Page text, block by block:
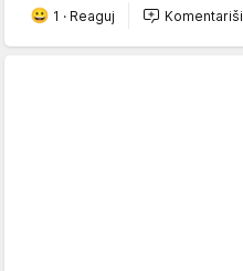
1 · Reaguj Komentariši